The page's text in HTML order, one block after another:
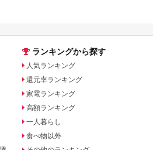
ランキングから探す
人気ランキング
還元率ランキング
家電ランキング
高額ランキング
一人暮らし
食べ物以外